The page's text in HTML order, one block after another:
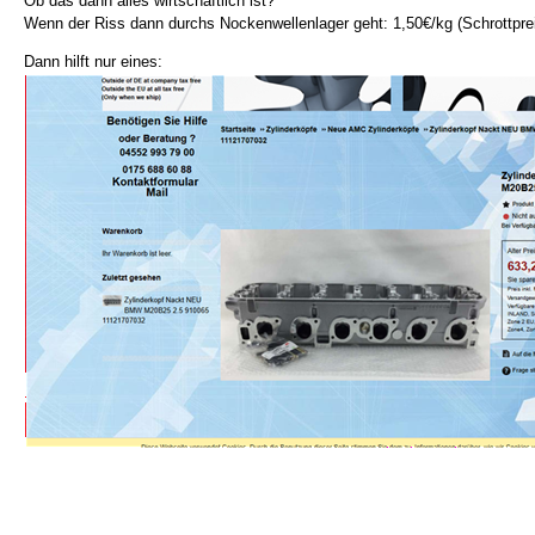
Wenn der Riss dann durchs Nockenwellenlager geht: 1,50€/kg
Dann hilft nur eines: